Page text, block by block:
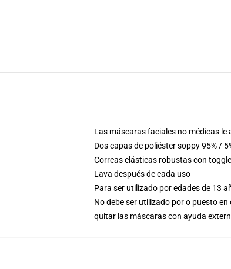
Las máscaras faciales no médicas
Dos capas de poliéster soppy 95% /
Correas elásticas robustas con
Lava después de cada uso
Para ser utilizado por edades de 13
No debe ser utilizado por o puesto
quitar las máscaras con ayuda